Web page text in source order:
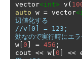
vector<int> v (
auto w = vector
辺値化する
//v[0] = 123;
効なので実行時にエ
w 0 = 456 ;
cout << w 0 <<